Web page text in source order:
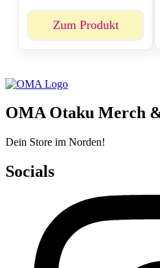
Zum Produkt
OMA Otaku Merch
Dein Store im Norden!
Socials